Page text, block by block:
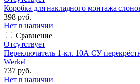
Коробка для накладного монтажа
398 руб.
Нет в наличии
Сравнение
Отсутствует
Переключатель 1-кл. 10А СУ
Werkel
737 руб.
Нет в наличии